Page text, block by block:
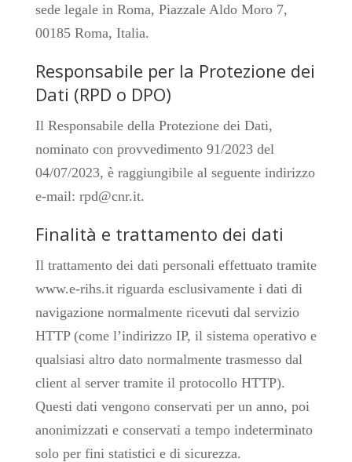
sede legale in Roma, Piazzale Aldo Moro 7,
00185 Roma, Italia.
Responsabile per la Protezione dei
Dati (RPD o DPO)
Il Responsabile della Protezione dei Dati,
nominato con provvedimento 91/2023 del
04/07/2023, è raggiungibile al seguente indirizzo
e-mail: rpd@cnr.it.
Finalità e trattamento dei dati
Il trattamento dei dati personali effettuato tramite
www.e-rihs.it riguarda esclusivamente i dati di
navigazione normalmente ricevuti dal servizio
HTTP (come l’indirizzo IP, il sistema operativo e
qualsiasi altro dato normalmente trasmesso dal
client al server tramite il protocollo HTTP).
Questi dati vengono conservati per un anno, poi
anonimizzati e conservati a tempo indeterminato
solo per fini statistici e di sicurezza.